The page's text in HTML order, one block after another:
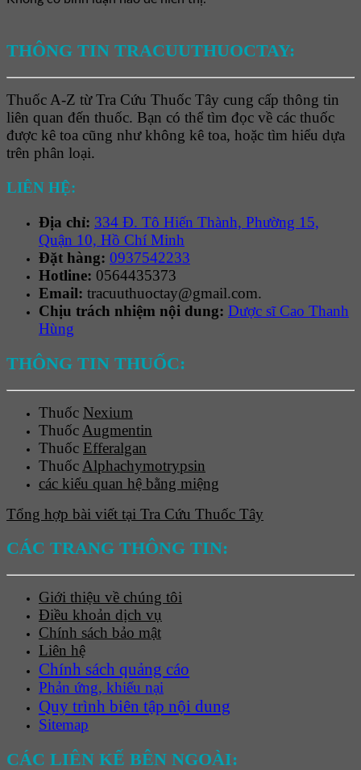
THÔNG TIN TRACUUTHUOCTAY:
Thuốc A-Z từ Tra Cứu Thuốc Tây cung cấp thông tin
liên quan đến thuốc. Bạn có thể tìm đọc về các thuốc
được kê toa cũng như không kê toa, hoặc tìm hiểu dựa
trên phân loại.
LIÊN HỆ:
Địa chỉ: 334 Đ. Tô Hiến Thành, Phường 15,
Quận 10, Hồ Chí Minh
Đặt hàng: 0937542233
Hotline: 0564435373
Email: tracuuthuoctay@gmail.com.
Chịu trách nhiệm nội dung: Dược sĩ Cao Thanh
Hùng
THÔNG TIN THUỐC:
Thuốc Nexium
Thuốc Augmentin
Thuốc Efferalgan
Thuốc Alphachymotrypsin
các kiểu quan hệ bằng miệng
Tổng hợp bài viết tại Tra Cứu Thuốc Tây
CÁC TRANG THÔNG TIN:
Giới thiệu về chúng tôi
Điều khoản dịch vụ
Chính sách bảo mật
Liên hệ
Chính sách quảng cáo
Phản ứng, khiếu nại
Quy trình biên tập nội dung
Sitemap
CÁC LIÊN KẾ BÊN NGOÀI: